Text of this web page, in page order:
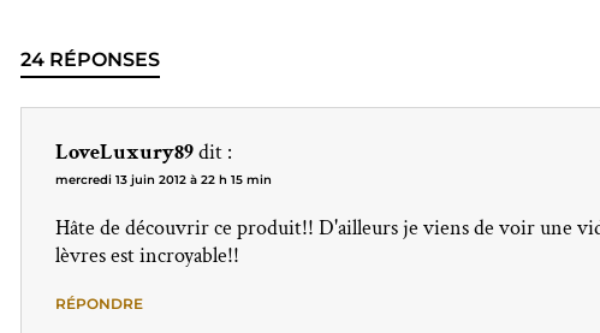
24 RÉPONSES
LoveLuxury89dit :
mercredi 13 juin 2012 à 22 h 15 min
Hâte de découvrir ce produit!! D'ailleurs je viens de voir une
lèvres est incroyable!!
RÉPONDRE